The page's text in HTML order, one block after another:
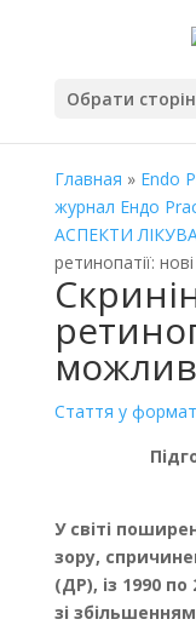
Обрати
Главная » Endo
журнал Ендо
АСПЕКТИ
ретинопатії:
Стаття у
У світі
зору,
(ДР), із 1990
зі